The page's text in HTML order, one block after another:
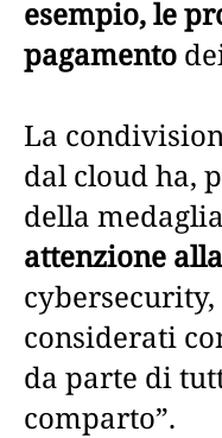
esempio, le
pagamento
La
dal cloud ha,
della
attenzione
considerati
da parte di
comparto”.